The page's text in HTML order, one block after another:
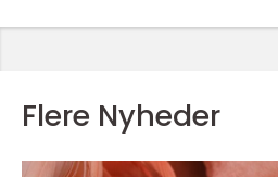
Flere Nyheder